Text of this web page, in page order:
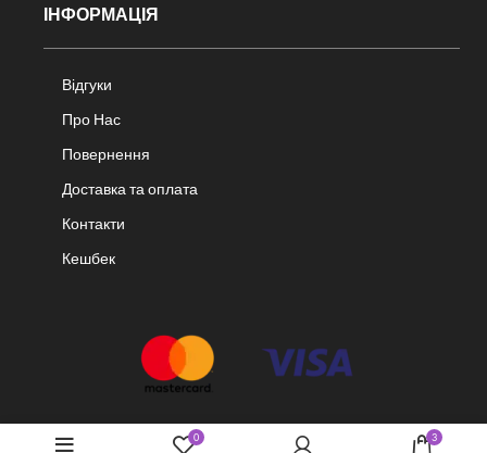
ІНФОРМАЦІЯ
Відгуки
Про Нас
Повернення
Доставка та оплата
Контакти
Кешбек
0 3